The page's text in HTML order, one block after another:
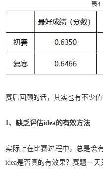
表
赛后回顾的话，其实也有不少
1、缺乏评估idea的有效方法
实际上在比赛过程中，总是会
idea是否真的有效果？赛题一